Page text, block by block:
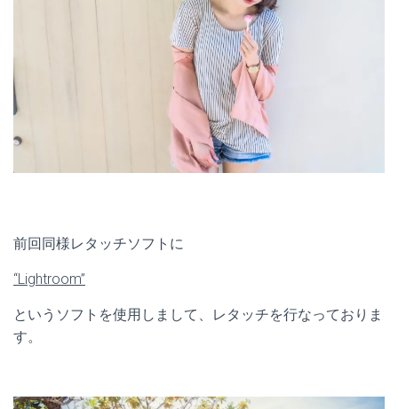
前回同様レタッチソフトに
“Lightroom”
というソフトを使用しまして、レタッチを行なっておりま
す。